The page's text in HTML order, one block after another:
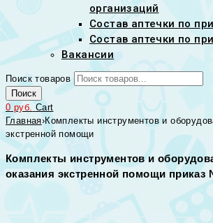
организаций
Состав аптечки по
Состав аптечки по
Вакансии
Поиск товаров
Поиск
0 руб. Cart
Главная›Комплекты инструментов и
экстренной помощи
Комплекты инструментов и
оказания экстренной помощи приказ